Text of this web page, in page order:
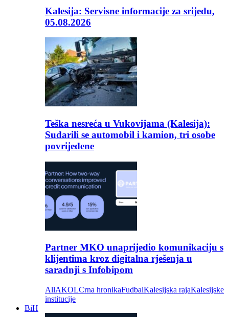
Kalesija: Servisne informacije za srijedu,
05.08.2026
Teška nesreća u Vukovijama (Kalesija):
Sudarili se automobil i kamion, tri osobe
povrijeđene
Partner MKO unaprijedio komunikaciju s
klijentima kroz digitalna rješenja u
saradnji s Infobipom
AllAKOLCrna hronikaFudbalKalesijska rajaKalesijske
institucije
BiH